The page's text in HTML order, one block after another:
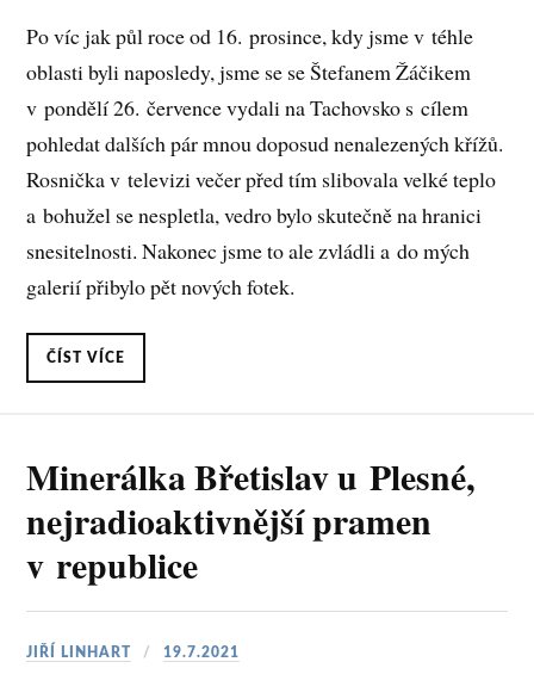
Po víc jak půl roce od 16. prosince, kdy jsme v téhle
oblasti byli naposledy, jsme se se Štefanem Žáčikem
v pondělí 26. července vydali na Tachovsko s cílem
pohledat dalších pár mnou doposud nenalezených křížů.
Rosnička v televizi večer před tím slibovala velké teplo
a bohužel se nespletla, vedro bylo skutečně na hranici
snesitelnosti. Nakonec jsme to ale zvládli a do mých
galerií přibylo pět nových fotek.
ČÍST VÍCE
Minerálka Břetislav u Plesné,
nejradioaktivnější pramen
v republice
JIŘÍ LINHART 19.7.2021